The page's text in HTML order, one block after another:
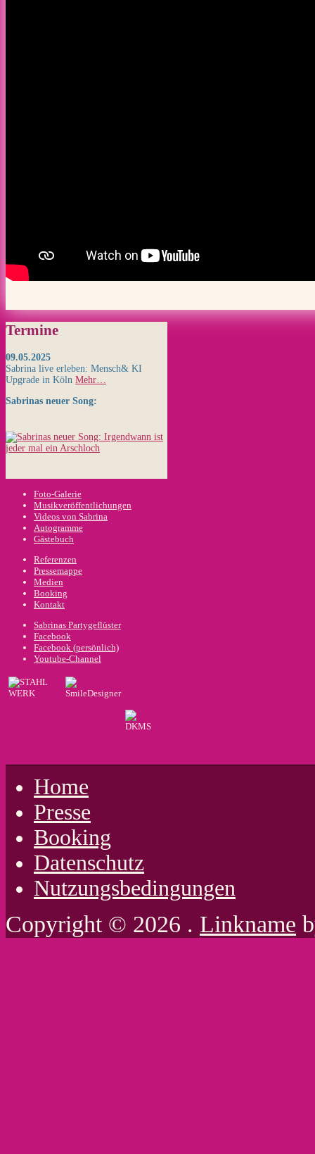
Termine
09.05.2025
Sabrina live erleben: Mensch& KI
Upgrade in Köln Mehr…
Sabrinas neuer Song:
Foto-Galerie
Musikveröffentlichungen
Videos von Sabrina
Autogramme
Gästebuch
Referenzen
Pressemappe
Medien
Booking
Kontakt
Sabrinas Partygeflüster
Facebook
Facebook (persönlich)
Youtube-Channel
Home
Presse
Booking
Datenschutz
Nutzungsbedingungen
Copyright © 2026 . Linkname